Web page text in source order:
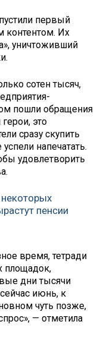
первый
контентом. Их
уничтоживший
сотен тысяч,
пошли обращения
это
сразу скупить
напечатать.
удовлетворить
пенсии
время, тетради
площадок,
дни тысячи
июнь, к
чуть позже,
— отметила